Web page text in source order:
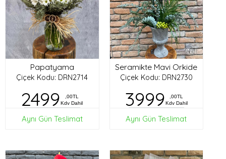
Papatyama
Çiçek Kodu: DRN2714
2499
,00TL
Kdv Dahil
Aynı Gün Teslimat
Seramikte Mavi Orkide
Çiçek Kodu: DRN2730
3999
,00TL
Kdv Dahil
Aynı Gün Teslimat